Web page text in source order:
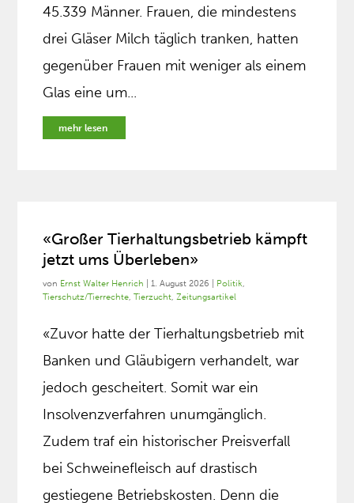
45.339 Männer. Frauen, die mindestens
drei Gläser Milch täglich tranken, hatten
gegenüber Frauen mit weniger als einem
Glas eine um...
mehr lesen
«Großer Tierhaltungsbetrieb kämpft
jetzt ums Überleben»
von Ernst Walter Henrich |1. August 2026 Politik,
Tierschutz/Tierrechte,Tierzucht,Zeitungsartikel
«Zuvor hatte der Tierhaltungsbetrieb mit
Banken und Gläubigern verhandelt, war
jedoch gescheitert. Somit war ein
Insolvenzverfahren unumgänglich.
Zudem traf ein historischer Preisverfall
bei Schweinefleisch auf drastisch
gestiegene Betriebskosten. Denn die